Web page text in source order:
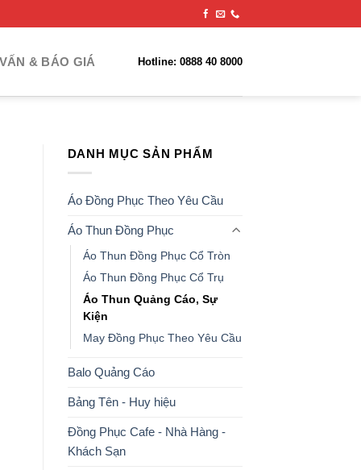
& BÁO GIÁ Hotline: 0888 40 8000
DANH MỤC SẢN PHẨM
Áo Đồng Phục Theo Yêu Cầu
Áo Thun Đồng Phục
Áo Thun Đồng Phục Cổ Tròn
Áo Thun Đồng Phục Cổ Trụ
Áo Thun Quảng Cáo, Sự
Kiện
May Đồng Phục Theo Yêu Cầu
Balo Quảng Cáo
Bảng Tên - Huy hiệu
Đồng Phục Cafe - Nhà Hàng -
Khách Sạn